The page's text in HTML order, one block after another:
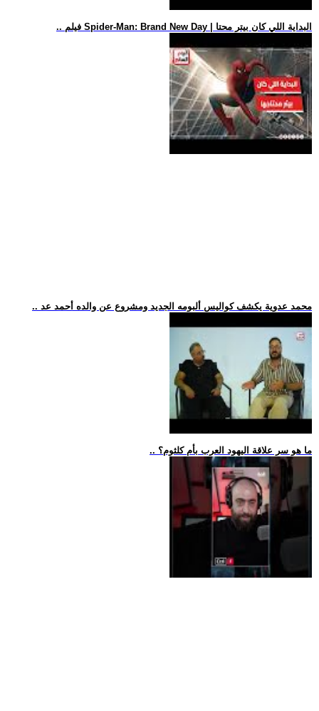
.. فيلم Spider-Man: Brand New Day | البداية اللي كان بيتر محتا
.. محمد عدوية يكشف كواليس ألبومه الجديد ومشروع عن والده أحمد عد
.. ما هو سر علاقة اليهود العرب بأم كلثوم؟